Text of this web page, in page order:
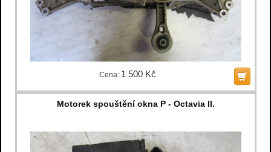
Cena: 1 500 Kč
Motorek spouštění okna P - Octavia II.